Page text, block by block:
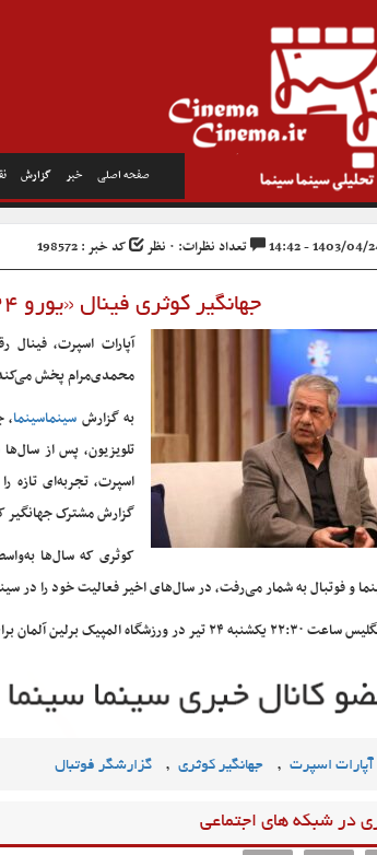
صفحه اصلی خبر گزارش
تعداد نظرات: ۰ نظر کد خبر : 198572
جهانگیر کوثری فینال «یورو ۲۰۲۴» را گزارش می‌کند
محمدی‌مرام پخش
به گزارش سینماسینما،
اسپرت، تجربه‌ای تازه
گزارش مشترک جهانگیر
کوثری که سال‌ها
و فوتبال به شمار می‌رفت، در سال‌های اخیر فعالیت خود را در
عنوان قهرمانی بازی‌های یورو ۲۰۲۴ به مصاف هم می‌روند.
آپارات اسپرت , جهانگیر کوثری , گزارشگر فوتبال
در شبکه های اجتماعی